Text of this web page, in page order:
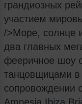
грандиозных
участием
/>Море, солнце
два главных
фееричное шоу
танцовщицами в
сопровождении